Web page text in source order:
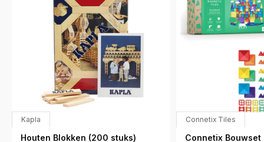
Kapla
Houten Blokken (200 stuks)
Connetix Tiles
Connetix